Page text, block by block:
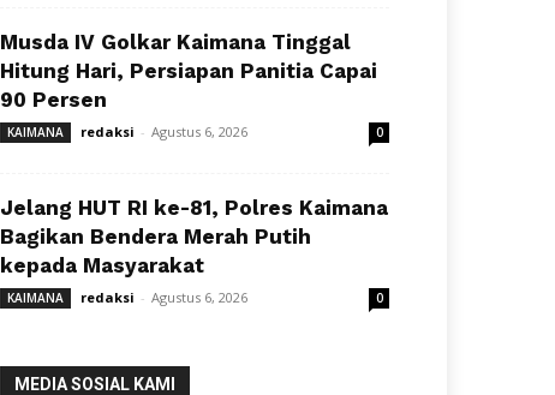
Musda IV Golkar Kaimana Tinggal
Hitung Hari, Persiapan Panitia Capai
90 Persen
KAIMANA redaksi - Agustus 6, 2026 0
Jelang HUT RI ke-81, Polres Kaimana
Bagikan Bendera Merah Putih
kepada Masyarakat
KAIMANA redaksi - Agustus 6, 2026 0
MEDIA SOSIAL KAMI